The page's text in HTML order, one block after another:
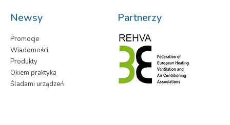
Newsy
Promocje
Wiadomości
Produkty
Okiem praktyka
Śladami urządzeń
Partnerzy